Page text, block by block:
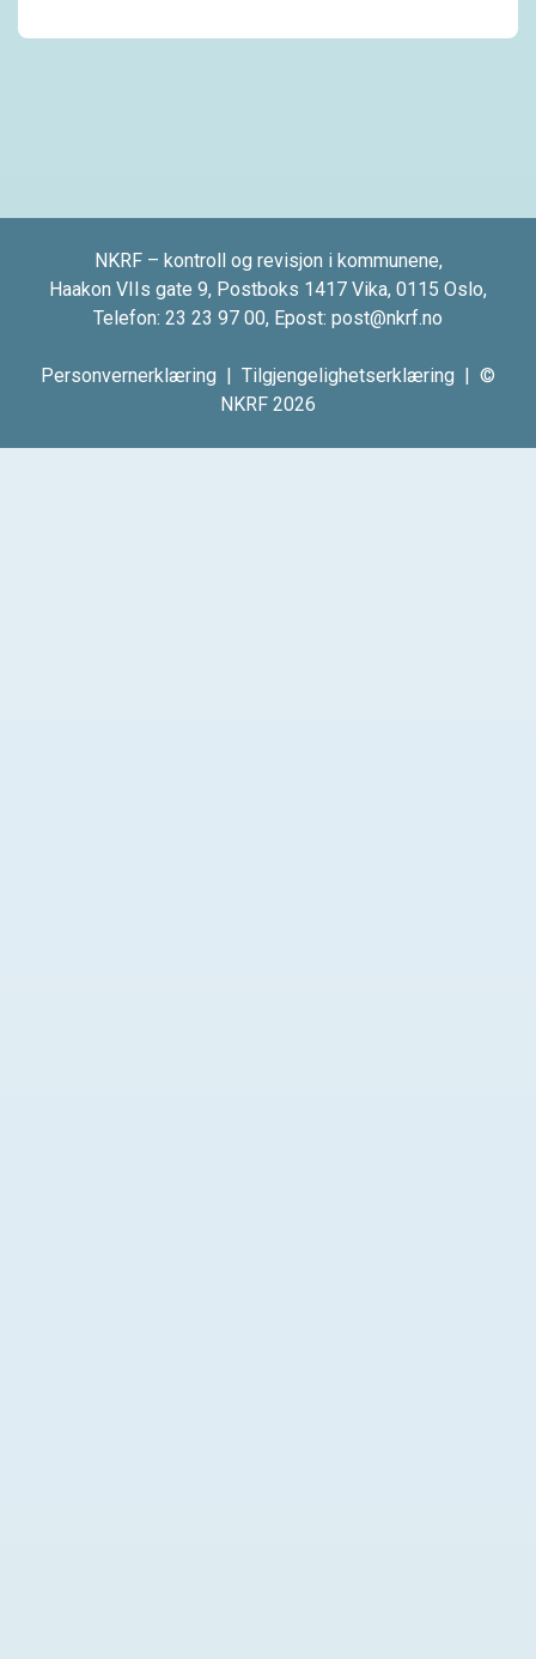
NKRF – kontroll og revisjon i kommunene,
Haakon VIIs gate 9, Postboks 1417 Vika, 0115 Oslo,
Telefon: 23 23 97 00, Epost: post@nkrf.no
Personvernerklæring | Tilgjengelighetserklæring | ©
NKRF 2026